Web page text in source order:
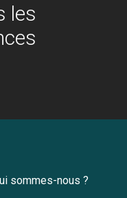
les
sommes-nous ?